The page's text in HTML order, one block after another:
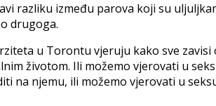
razliku između parova koji su
drugoga.
u Torontu vjeruju kako sve
životom. Ili možemo vjerovati u
na njemu, ili možemo vjerovati u